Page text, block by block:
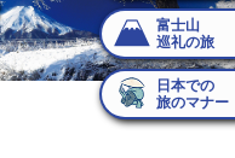
富士山
巡礼の旅
日本での
旅のマナー